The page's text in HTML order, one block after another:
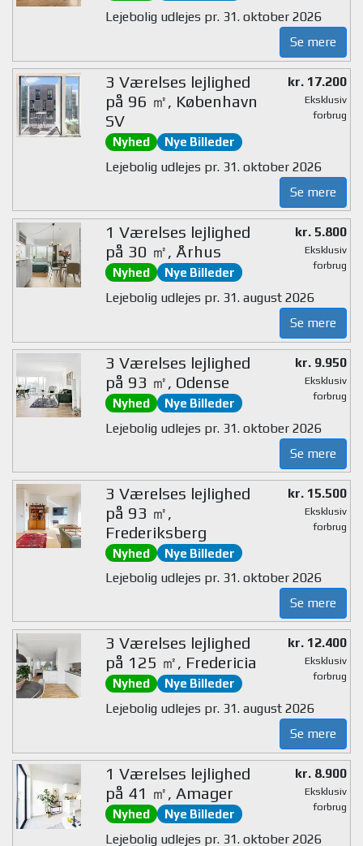
Lejebolig udlejes pr. 31. oktober 2026
Se mere
3 Værelses lejlighed
på 96 ㎡, København
SV
Nyhed Nye Billeder
kr. 17.200
Eksklusiv
forbrug
Lejebolig udlejes pr. 31. oktober 2026
Se mere
1 Værelses lejlighed
på 30 ㎡, Århus
Nyhed Nye Billeder
kr. 5.800
Eksklusiv
forbrug
Lejebolig udlejes pr. 31. august 2026
Se mere
3 Værelses lejlighed
på 93 ㎡, Odense
Nyhed Nye Billeder
kr. 9.950
Eksklusiv
forbrug
Lejebolig udlejes pr. 31. oktober 2026
Se mere
3 Værelses lejlighed
på 93 ㎡,
Frederiksberg
Nyhed Nye Billeder
kr. 15.500
Eksklusiv
forbrug
Lejebolig udlejes pr. 31. oktober 2026
Se mere
3 Værelses lejlighed
på 125 ㎡, Fredericia
Nyhed Nye Billeder
kr. 12.400
Eksklusiv
forbrug
Lejebolig udlejes pr. 31. august 2026
Se mere
1 Værelses lejlighed
på 41 ㎡, Amager
Nyhed Nye Billeder
kr. 8.900
Eksklusiv
forbrug
Lejebolig udlejes pr. 31. oktober 2026